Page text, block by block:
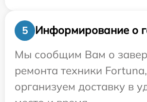
5
Информирование о
Мы сообщим Вам о
ремонта техники
организуем доставку в